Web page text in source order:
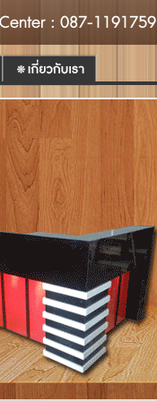
: 087-1191759